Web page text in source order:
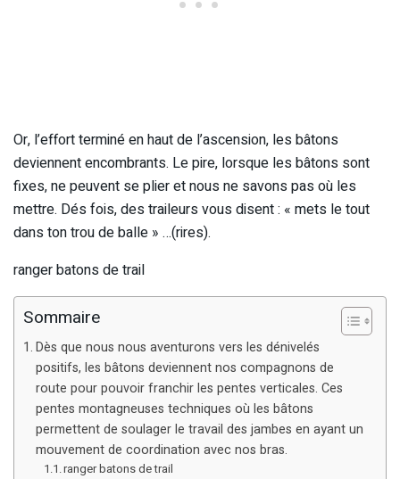
Or, l’effort terminé en haut de l’ascension, les bâtons
deviennent encombrants. Le pire, lorsque les bâtons sont
fixes, ne peuvent se plier et nous ne savons pas où les
mettre. Dés fois, des traileurs vous disent : « mets le tout
dans ton trou de balle » …(rires).
ranger batons de trail
Sommaire
Dès que nous nous aventurons vers les dénivelés
positifs, les bâtons deviennent nos compagnons de
route pour pouvoir franchir les pentes verticales. Ces
pentes montagneuses techniques où les bâtons
permettent de soulager le travail des jambes en ayant un
mouvement de coordination avec nos bras.
ranger batons de trail